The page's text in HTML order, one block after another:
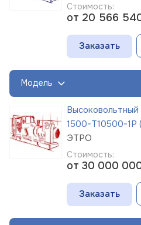
Стоимость:
от 20 566
Заказать
Модель
1500-Т10500-1Р
ЭТРО
Стоимость:
от 30 000
Заказать